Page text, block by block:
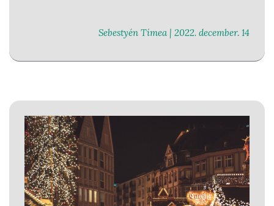
Sebestyén Tímea | 2022. december. 14